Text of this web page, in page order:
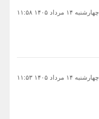
چهارشنبه ۱۴ مرداد ۱۴۰۵ ۱۱:۵۸
چهارشنبه ۱۴ مرداد ۱۴۰۵ ۱۱:۵۳